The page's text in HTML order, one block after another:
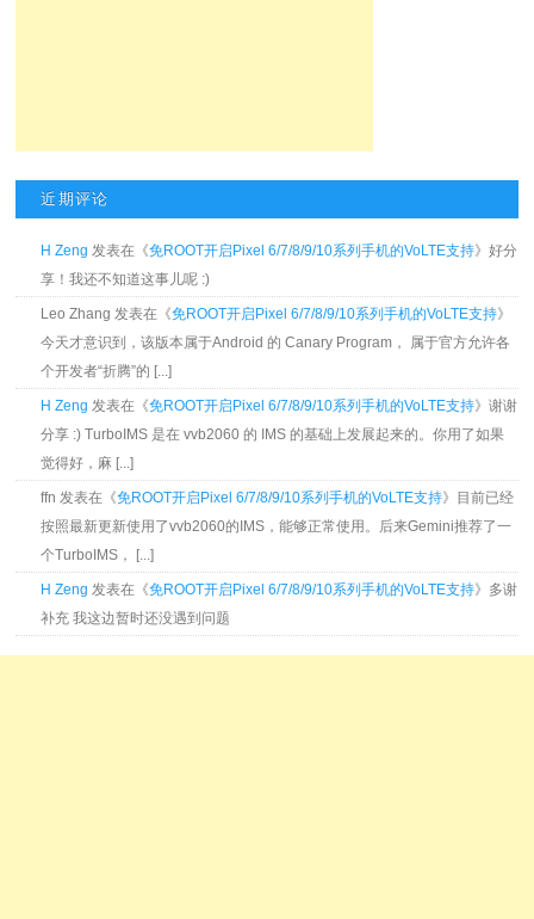
近期评论
H Zeng 发表在《免ROOT开启Pixel 6/7/8/9/10系列手机的VoLTE支持》好分
享！我还不知道这事儿呢 :)
Leo Zhang 发表在《免ROOT开启Pixel 6/7/8/9/10系列手机的VoLTE支持》
今天才意识到，该版本属于Android 的 Canary Program， 属于官方允许各
个开发者“折腾”的 [...]
H Zeng 发表在《免ROOT开启Pixel 6/7/8/9/10系列手机的VoLTE支持》谢谢
分享 :) TurboIMS 是在 vvb2060 的 IMS 的基础上发展起来的。你用了如果
觉得好，麻 [...]
ffn 发表在《免ROOT开启Pixel 6/7/8/9/10系列手机的VoLTE支持》目前已经
按照最新更新使用了vvb2060的IMS，能够正常使用。后来Gemini推荐了一
个TurboIMS， [...]
H Zeng 发表在《免ROOT开启Pixel 6/7/8/9/10系列手机的VoLTE支持》多谢
补充 我这边暂时还没遇到问题